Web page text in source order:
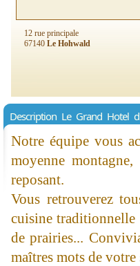
12 rue principale
67140 Le Hohwald
Description Le Grand Hotel
Notre équipe vous
moyenne
reposant.
Vous retrouverez
cuisine traditionnelle
de prairies...
maîtres mots de votre